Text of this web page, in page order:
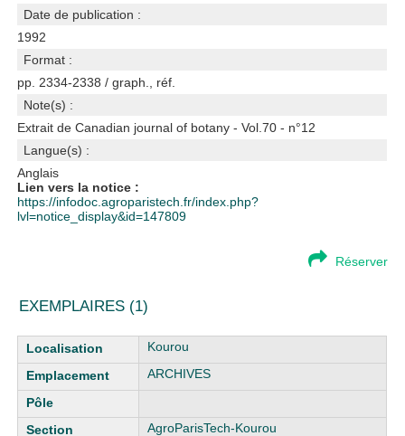
Date de publication :
1992
Format :
pp. 2334-2338 / graph., réf.
Note(s) :
Extrait de Canadian journal of botany - Vol.70 - n°12
Langue(s) :
Anglais
Lien vers la notice :
https://infodoc.agroparistech.fr/index.php?
lvl=notice_display&id=147809
Réserver
EXEMPLAIRES (1)
Liste des exemplaires
Kourou
ARCHIVES
AgroParisTech-Kourou